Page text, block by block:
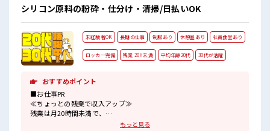
シリコン原料の粉砕・仕分け・清掃/日払いOK
未経験者OK 長期の仕事 制服あり 休憩室あり 社員食堂あり
ロッカー完備 残業 20H未満 平均年齢20代 30代が活躍
おすすめポイント
■お仕事PR
≪ちょっとの残業で収入アップ≫
残業は月20時間未満で、
もっと見る